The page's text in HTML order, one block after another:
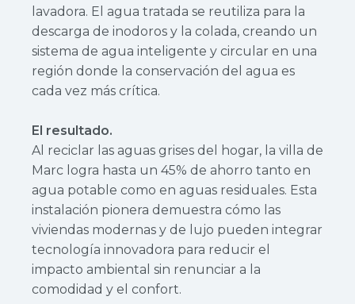
lavadora. El agua tratada se reutiliza para la
descarga de inodoros y la colada, creando un
sistema de agua inteligente y circular en una
región donde la conservación del agua es
cada vez más crítica.
El resultado.
Al reciclar las aguas grises del hogar, la villa de
Marc logra hasta un 45% de ahorro tanto en
agua potable como en aguas residuales. Esta
instalación pionera demuestra cómo las
viviendas modernas y de lujo pueden integrar
tecnología innovadora para reducir el
impacto ambiental sin renunciar a la
comodidad y el confort.